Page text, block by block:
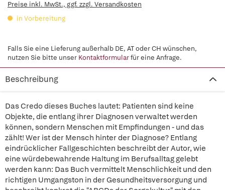
Preise inkl. MwSt., ggf. zzgl. Versandkosten
in Vorbereitung
Falls Sie eine Lieferung außerhalb DE, AT oder CH wünschen,
nutzen Sie bitte unser Kontaktformularfür eine Anfrage.
Beschreibung
Das Credo dieses Buches lautet: Patienten sind keine
Objekte, die entlang ihrer Diagnosen verwaltet werden
können, sondern Menschen mit Empfindungen - und das
zählt! Wer ist der Mensch hinter der Diagnose? Entlang
eindrücklicher Fallgeschichten beschreibt der Autor, wie
eine würdebewahrende Haltung im Berufsalltag gelebt
werden kann: Das Buch vermittelt Menschlichkeit und den
richtigen Umgangston in der Gesundheitsversorgung und